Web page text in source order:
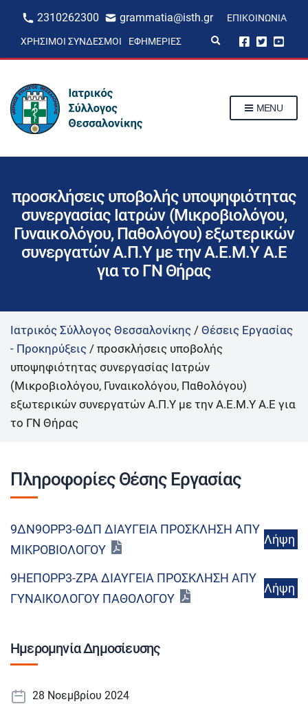
2310262300 grammatia@isth.gr ΕΠΙΚΟΙΝΩΝΊΑ
ΧΡΉΣΙΜΟΙ ΣΎΝΔΕΣΜΟΙ ΕΦΗΜΕΡΊΕΣ
p
m
MENU
προσκλήσεις υποβολής υποψηφιότητας
συνεργασίας Ιατρών (Μικροβιολόγου,
Γυναικολόγου, Παθολόγου) εξωτερικών
συνεργατών Α.Π.Υ με την Α.Ε.Μ.Υ Α.Ε
για το ΓΝ Θήρας
Ιατρικός Σύλλογος Θεσσαλονίκης / Θέσεις Εργασίας
- Προκηρύξεις / προσκλήσεις υποβολής
υποψηφιότητας συνεργασίας Ιατρών
(Μικροβιολόγου, Γυναικολόγου, Παθολόγου)
εξωτερικών συνεργατών Α.Π.Υ με την Α.Ε.Μ.Υ Α.Ε για
το ΓΝ Θήρας
Πληροφορίες Θέσης Εργασίας
9ΔΝ9ΟΡΡ3-ΘΔΠ ΔΙΑΥΓΕΙΑ ΠΡΟΣΚΛΗΣΗ ΑΠΥ
ΜΙΚΡΟΒΙΟΛΟΓΟΥ
Λήψη
9ΗΕΠΟΡΡ3-ΖΡΑ ΔΙΑΥΓΕΙΑ ΠΡΟΣΚΛΗΣΗ ΑΠΥ
ΓΥΝΑΙΚΟΛΟΓΟΥ ΠΑΘΟΛΟΓΟΥ
Λήψη
Ημερομηνία Δημοσίευσης
28 Νοεμβρίου 2024